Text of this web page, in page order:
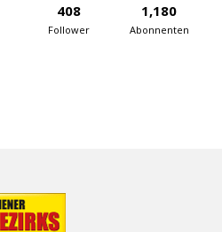
408
Follower
1,180
Abonnenten